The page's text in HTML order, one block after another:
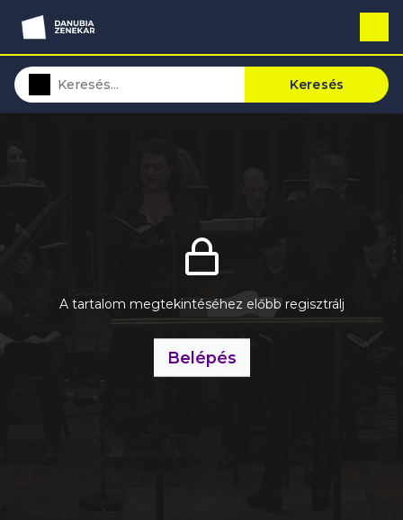
Keresés
A tartalom megtekintéséhez előbb regisztrálj
Belépés